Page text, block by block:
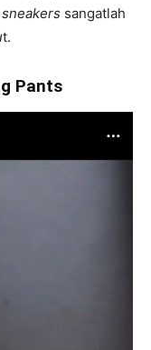
sneakers sangatlah
t.
Pants